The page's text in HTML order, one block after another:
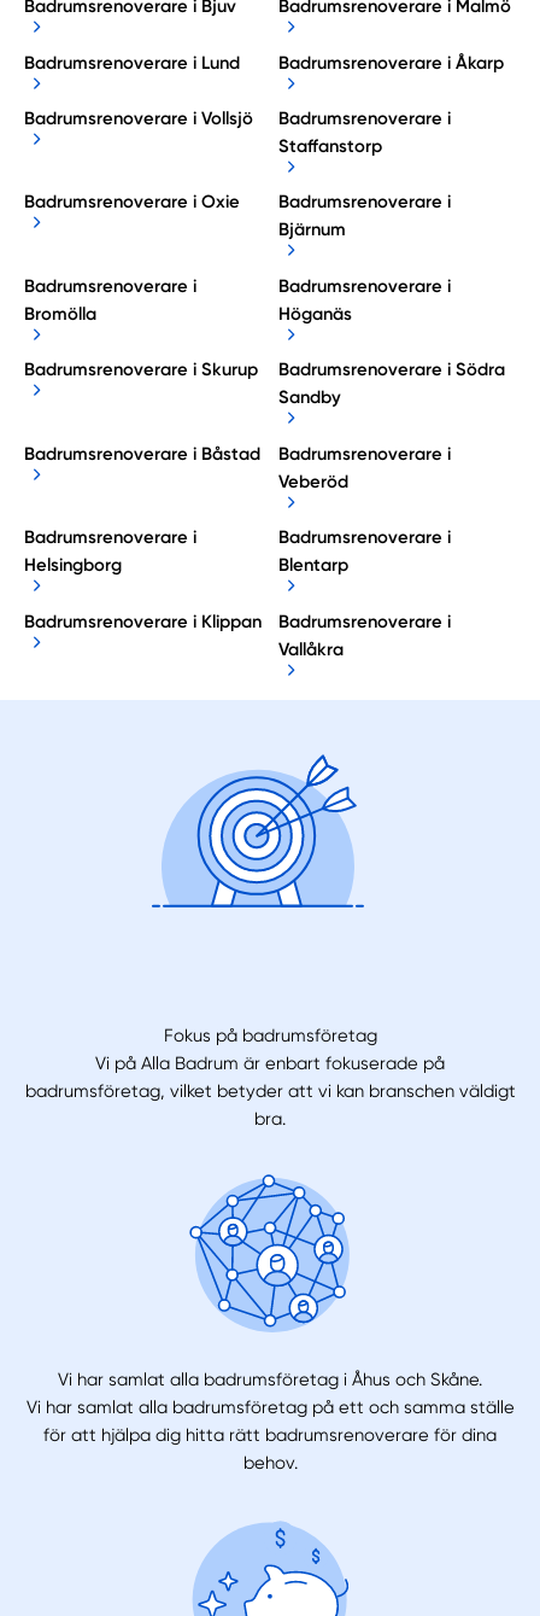
Badrumsrenoverare i Bjuv Badrumsrenoverare i Malmö
Badrumsrenoverare i Lund Badrumsrenoverare i Åkarp
Badrumsrenoverare i Vollsjö
Badrumsrenoverare i
Staffanstorp
Badrumsrenoverare i Oxie
Badrumsrenoverare i
Bjärnum
Badrumsrenoverare i
Bromölla
Badrumsrenoverare i
Höganäs
Badrumsrenoverare i Skurup
Badrumsrenoverare i Södra
Sandby
Badrumsrenoverare i Båstad
Badrumsrenoverare i
Veberöd
Badrumsrenoverare i
Helsingborg
Badrumsrenoverare i
Blentarp
Badrumsrenoverare i Klippan
Badrumsrenoverare i
Vallåkra
Fokus på badrumsföretag
Vi på Alla Badrum är enbart fokuserade på
badrumsföretag, vilket betyder att vi kan branschen väldigt
bra.
Vi har samlat alla badrumsföretag i Åhus och Skåne.
Vi har samlat alla badrumsföretag på ett och samma ställe
för att hjälpa dig hitta rätt badrumsrenoverare för dina
behov.